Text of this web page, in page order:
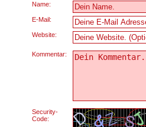
Name:
E-Mail:
Website:
Kommentar:
Security-
Code: